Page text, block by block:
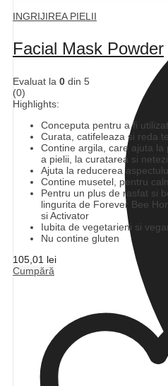
INGRIJIREA PIELII
Facial Mask Powder
Evaluat la 0 din 5
(0)
Highlights:
Conceputa pentru a fi
Curata, catifeleaza si reda
Contine argila, care ajuta
a pielii, la curatarea si
Ajuta la reducerea
Contine musetel, pentru
Pentru un plus de rasfat si
lingurita de Forever Bee
si Activator
Iubita de vegetarieni si
Nu contine gluten
105,01 lei
Cumpără